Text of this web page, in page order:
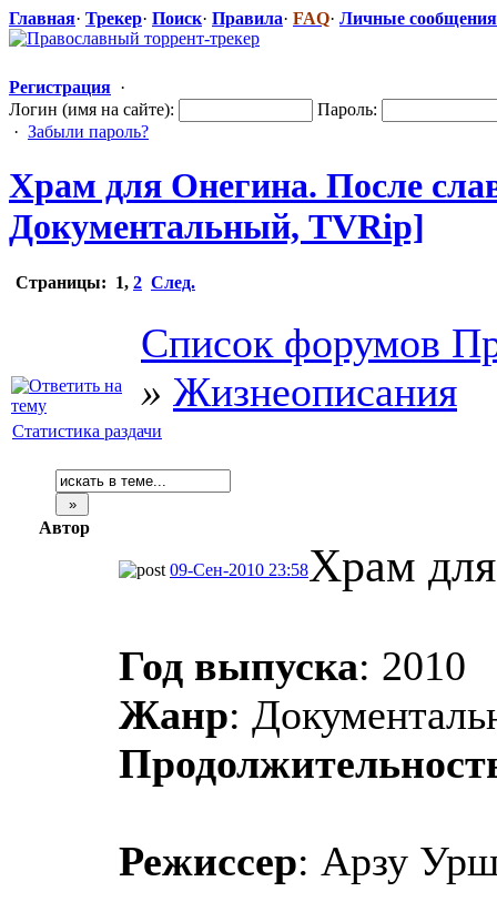
Главная· Трекер· Поиск· Правила· FAQ· Личные сообщения
Регистрация ·
Логин (имя на сайте):
Пароль:
· Забыли пароль?
Храм для Онегина. После
Документальн​ый, TVRip]
Страницы: 1, 2 След.
Список форумов
» Жизнеописания
Статистика раздачи
Автор
09-Сен-2010 23:58Храм
Год выпуска: 2010
Жанр:
Режиссер: Арзу